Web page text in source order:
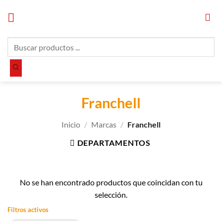
productos
Franchell
Inicio / Marcas / Franchell
DEPARTAMENTOS
No se han encontrado productos que coincidan con tu
selección.
Filtros activos